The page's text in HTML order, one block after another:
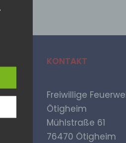
KONTAKT
Freiwillige
Ötigheim
Mühlstraße 61
76470 Ötigheim